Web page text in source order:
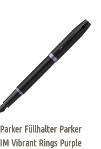
Parker Füllhalter Parker
IM Vibrant Rings Purple